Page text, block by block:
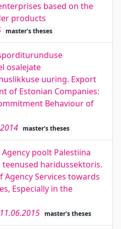
based on the
products
master's theses
osalejate
uuring. Export
of Estonian Companies:
Behaviour of
master's theses
poolt Palestiina
haridussektoris.
Services towards
Especially in the
11.06.2015 master's theses